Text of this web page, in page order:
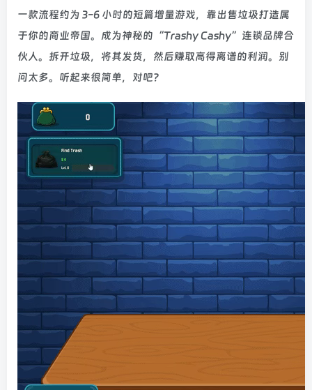
一款流程约为 3-6 小时的短篇增量游戏，靠出售垃圾打造属
于你的商业帝国。成为神秘的“Trashy Cashy”连锁品牌合
伙人。拆开垃圾，将其发货，然后赚取高得离谱的利润。别
问太多。听起来很简单，对吧？